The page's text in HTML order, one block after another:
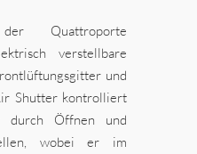
Quattroporte
verstellbare
und
Shutter kontrolliert
durch Öffnen und
wobei er im